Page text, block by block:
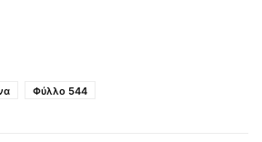
Φύλλο 544